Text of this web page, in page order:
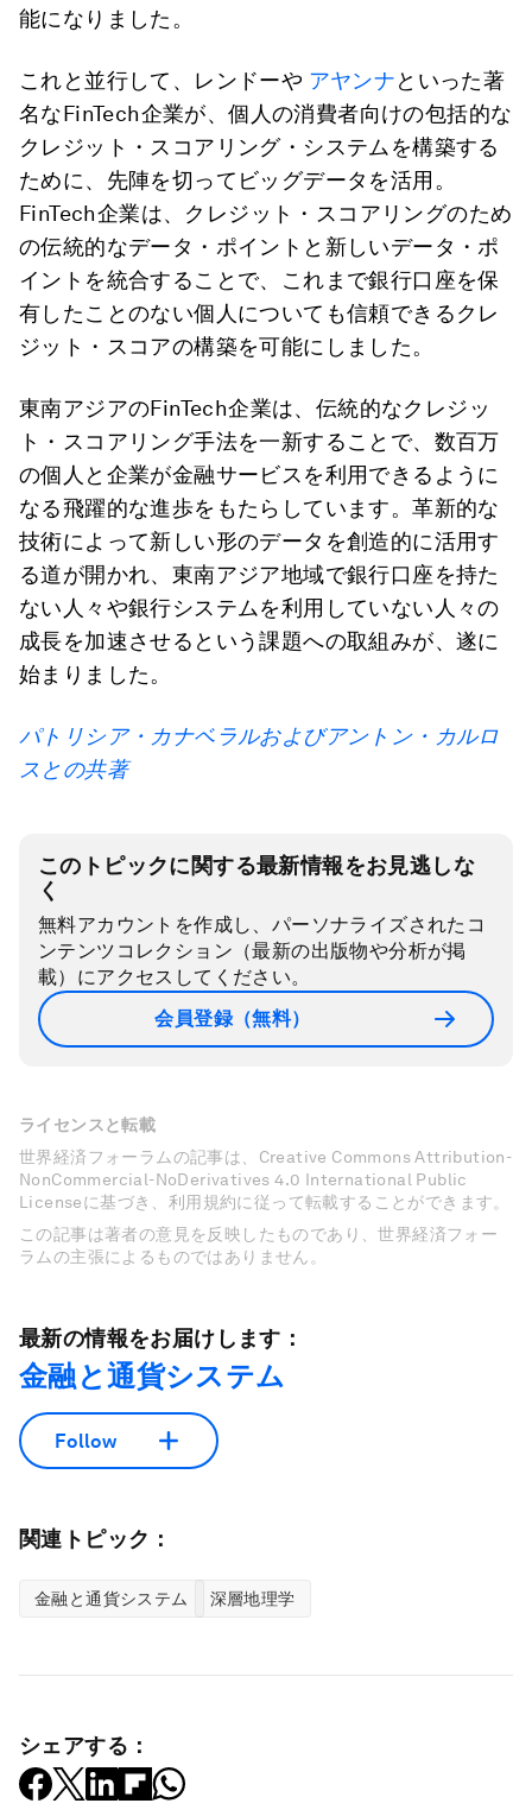
能になりました。
これと並行して、レンドーや アヤンナといった著
名なFinTech企業が、個人の消費者向けの包括的な
クレジット・スコアリング・システムを構築する
ために、先陣を切ってビッグデータを活用。
FinTech企業は、クレジット・スコアリングのため
の伝統的なデータ・ポイントと新しいデータ・ポ
イントを統合することで、これまで銀行口座を保
有したことのない個人についても信頼できるクレ
ジット・スコアの構築を可能にしました。
東南アジアのFinTech企業は、伝統的なクレジッ
ト・スコアリング手法を一新することで、数百万
の個人と企業が金融サービスを利用できるように
なる飛躍的な進歩をもたらしています。革新的な
技術によって新しい形のデータを創造的に活用す
る道が開かれ、東南アジア地域で銀行口座を持た
ない人々や銀行システムを利用していない人々の
成長を加速させるという課題への取組みが、遂に
始まりました。
パトリシア・カナベラルおよびアントン・カルロ
スとの共著
このトピックに関する最新情報をお見逃しな
く
無料アカウントを作成し、パーソナライズされたコ
ンテンツコレクション（最新の出版物や分析が掲
載）にアクセスしてください。
会員登録（無料）
ライセンスと転載
世界経済フォーラムの記事は、Creative Commons Attribution-
NonCommercial-NoDerivatives 4.0 International Public
Licenseに基づき、利用規約に従って転載することができます。
この記事は著者の意見を反映したものであり、世界経済フォー
ラムの主張によるものではありません。
最新の情報をお届けします：
金融と通貨システム
Follow
関連トピック：
金融と通貨システム 深層地理学
シェアする：